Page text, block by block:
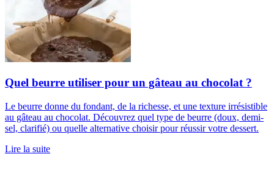
Quel beurre utiliser pour un gâteau au chocolat ?
Le beurre donne du fondant, de la richesse, et une texture irrésistible
au gâteau au chocolat. Découvrez quel type de beurre (doux, demi-
sel, clarifié) ou quelle alternative choisir pour réussir votre dessert.
Lire la suite